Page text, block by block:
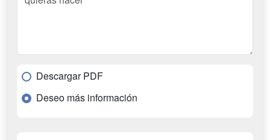
Descargar PDF
Deseo más información